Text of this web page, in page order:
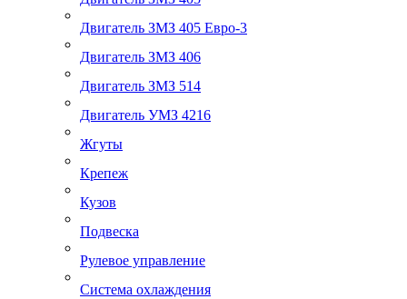
Двигатель ЗМЗ 405 Евро-3
Двигатель ЗМЗ 406
Двигатель ЗМЗ 514
Двигатель УМЗ 4216
Жгуты
Крепеж
Кузов
Подвеска
Рулевое управление
Система охлаждения